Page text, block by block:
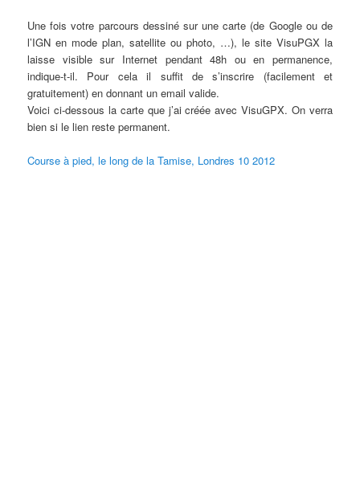
Une fois votre parcours dessiné sur une carte (de Google ou de
l’IGN en mode plan, satellite ou photo, …), le site VisuPGX la
laisse visible sur Internet pendant 48h ou en permanence,
indique-t-il. Pour cela il suffit de s’inscrire (facilement et
gratuitement) en donnant un email valide.
Voici ci-dessous la carte que j’ai créée avec VisuGPX. On verra
bien si le lien reste permanent.
Course à pied, le long de la Tamise, Londres 10 2012